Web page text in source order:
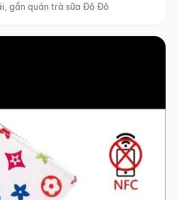
gần quán trà sữa Đô Đô